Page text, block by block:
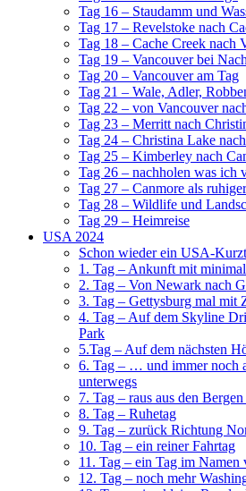
Tag 16 – Staudamm und
Tag 17 – Revelstoke nach
Tag 18 – Cache Creek nach
Tag 19 – Vancouver bei
Tag 20 – Vancouver am Tag
Tag 21 – Wale, Adler,
Tag 22 – von Vancouver
Tag 23 – Merritt nach
Tag 24 – Christina Lake
Tag 25 – Kimberley nach
Tag 26 – nachholen was ich
Tag 27 – Canmore als
Tag 28 – Wildlife und
Tag 29 – Heimreise
USA 2024
Schon wieder ein USA-
1. Tag – Ankunft mit
2. Tag – Von Newark nach
3. Tag – Gettysburg mal mit
4. Tag – Auf dem Skyline
Park
5.Tag – Auf dem nächsten
6. Tag – … und immer noch
unterwegs
7. Tag – raus aus den
8. Tag – Ruhetag
9. Tag – zurück Richtung
10. Tag – ein reiner Fahrtag
11. Tag – ein Tag im Namen
12. Tag – noch mehr